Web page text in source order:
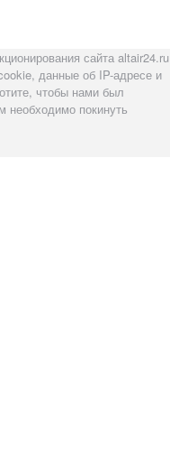
сайта altair24.ru
данные об IP-адресе и
чтобы нами был
покинуть